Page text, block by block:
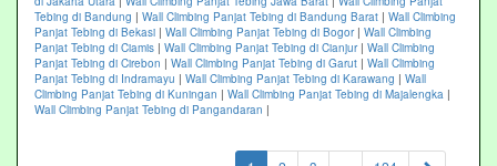
Tebing di Bandung | Wall Climbing Panjat Tebing di Bandung Barat | Wall Climbing
Panjat Tebing di Bekasi | Wall Climbing Panjat Tebing di Bogor| Wall Climbing
Panjat Tebing di Ciamis | Wall Climbing Panjat Tebing di Cianjur| Wall Climbing
Panjat Tebing di Cirebon | Wall Climbing Panjat Tebing di Garut | Wall Climbing
Panjat Tebing di Indramayu | Wall Climbing Panjat Tebing di Karawang | Wall
Climbing Panjat Tebing di Kuningan | Wall Climbing Panjat Tebing di Majalengka |
Wall Climbing Panjat Tebing di Pangandaran |